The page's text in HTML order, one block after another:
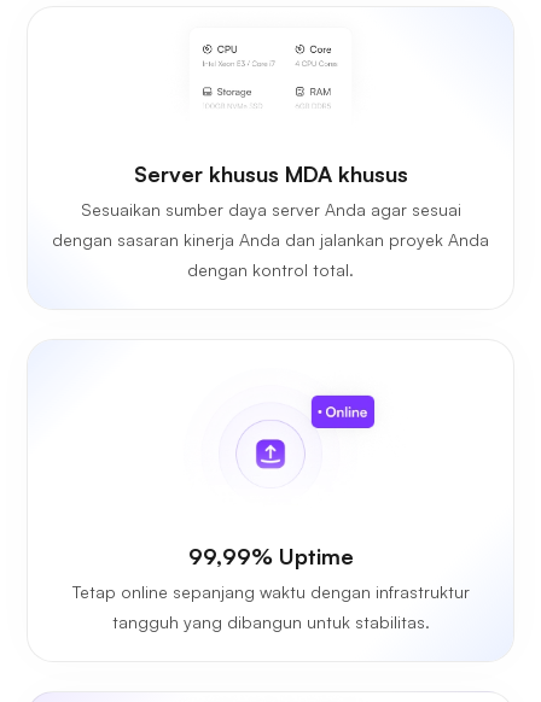
Server khusus MDA khusus
Sesuaikan sumber daya server Anda agar sesuai
dengan sasaran kinerja Anda dan jalankan proyek Anda
dengan kontrol total.
99,99% Uptime
Tetap online sepanjang waktu dengan infrastruktur
tangguh yang dibangun untuk stabilitas.